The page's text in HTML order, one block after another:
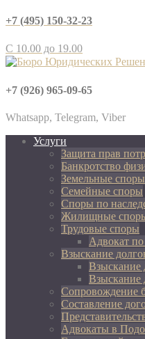
+7 (495) 150-32-23
С 10.00 до 19.00
+7 (926) 965-09-65
Whatsapp, Telegram, Viber
Услуги
Защита прав
Банкротство
Земельные споры
Семейные споры
Споры по
Жилищные
Трудовые споры
Адвокат
Взыскание
Взыскание
Взыскание
Сопровождение
Составление
Адвокаты в